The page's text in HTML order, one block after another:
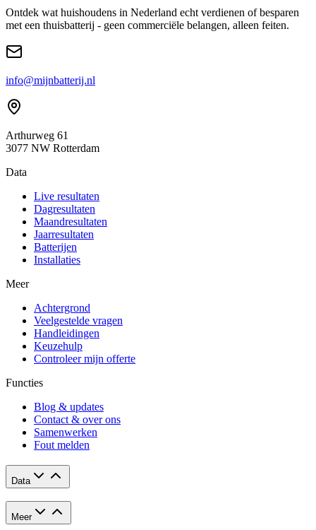
Ontdek wat huishoudens in Nederland echt verdienen of besparen
met een thuisbatterij - geen commerciële belangen, alleen feiten.
info@mijnbatterij.nl
Arthurweg 61
3077 NW Rotterdam
Data
Live resultaten
Dagresultaten
Maandresultaten
Jaarresultaten
Batterijen
Installaties
Meer
Achtergrond
Veelgestelde vragen
Handleidingen
Keuzehulp
Controleer mijn offerte
Functies
Blog & updates
Contact & over ons
Samenwerken
Fout melden
Data
Meer